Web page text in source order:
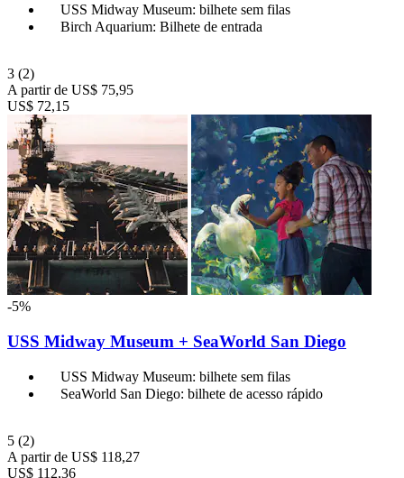
USS Midway Museum: bilhete sem filas
Birch Aquarium: Bilhete de entrada
3 (2)
A partir de US$ 75,95
US$ 72,15
-5%
USS Midway Museum + SeaWorld San Diego
USS Midway Museum: bilhete sem filas
SeaWorld San Diego: bilhete de acesso rápido
5 (2)
A partir de US$ 118,27
US$ 112,36